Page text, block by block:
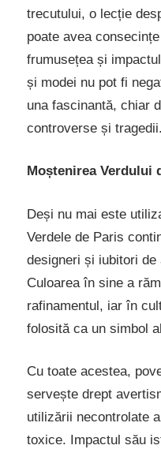
trecutului, o lecție
poate avea
frumusețea și
și modei nu pot fi
una fascinantă, chiar
controverse și tragedii.
Moștenirea Verdului
Deși nu mai este
Verdele de Paris
designeri și iubitori
Culoarea în sine a
rafinamentul, iar în
folosită ca un simbol
Cu toate acestea,
servește drept
utilizării necontrolate
toxice. Impactul său